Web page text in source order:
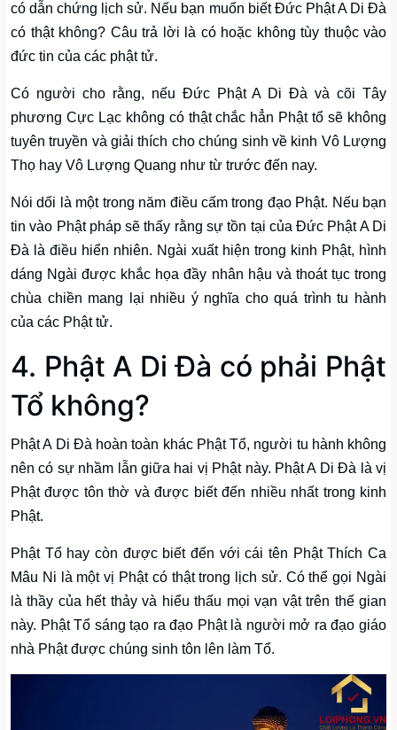
có dẫn chứng lịch sử. Nếu bạn muốn biết Đức Phật A Di Đà
có thật không? Câu trả lời là có hoặc không tùy thuộc vào
đức tin của các phật tử.
Có người cho rằng, nếu Đức Phật A Di Đà và cõi Tây
phương Cực Lạc không có thật chắc hẳn Phật tổ sẽ không
tuyên truyền và giải thích cho chúng sinh về kinh Vô Lượng
Thọ hay Vô Lượng Quang như từ trước đến nay.
Nói dối là một trong năm điều cấm trong đạo Phật. Nếu bạn
tin vào Phật pháp sẽ thấy rằng sự tồn tại của Đức Phật A Di
Đà là điều hiển nhiên. Ngài xuất hiện trong kinh Phật, hình
dáng Ngài được khắc họa đầy nhân hậu và thoát tục trong
chùa chiền mang lại nhiều ý nghĩa cho quá trình tu hành
của các Phật tử.
4. Phật A Di Đà có phải Phật
Tổ không?
Phật A Di Đà hoàn toàn khác Phật Tổ, người tu hành không
nên có sự nhầm lẫn giữa hai vị Phật này. Phật A Di Đà là vị
Phật được tôn thờ và được biết đến nhiều nhất trong kinh
Phật.
Phật Tổ hay còn được biết đến với cái tên Phật Thích Ca
Mâu Ni là một vị Phật có thật trong lịch sử. Có thể gọi Ngài
là thầy của hết thảy và hiểu thấu mọi vạn vật trên thế gian
này. Phật Tổ sáng tạo ra đạo Phật là người mở ra đạo giáo
nhà Phật được chúng sinh tôn lên làm Tổ.